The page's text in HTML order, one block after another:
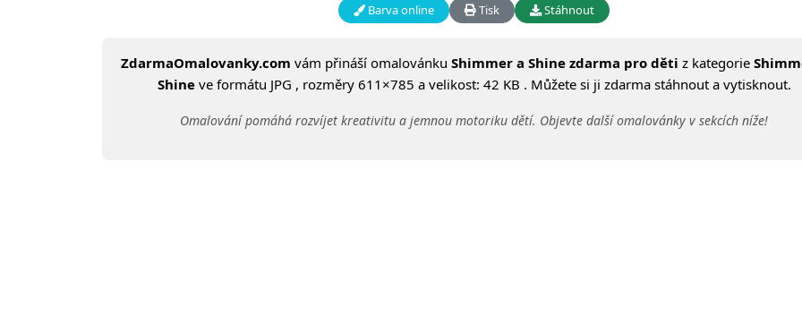
Barva online Tisk Stáhnout
ZdarmaOmalovanky.com vám přináší omalovánku Shimmer a Shine zdarma pro děti z kategorie
Shineve formátu JPG , rozměry 611×785 a velikost: 42 KB . Můžete si ji zdarma stáhnout a vytisknout.
Omalování pomáhá rozvíjet kreativitu a jemnou motoriku dětí. Objevte další omalovánky v sekcích níže!